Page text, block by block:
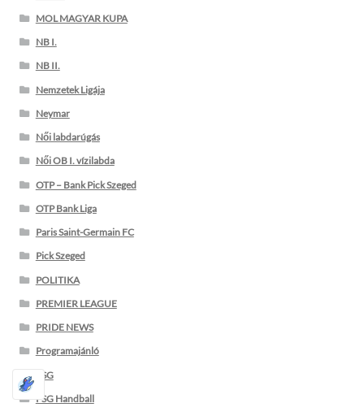
MOL MAGYAR KUPA
NB I.
NB II.
Nemzetek Ligája
Neymar
Női labdarúgás
Női OB I. vízilabda
OTP – Bank Pick Szeged
OTP Bank Liga
Paris Saint-Germain FC
Pick Szeged
POLITIKA
PREMIER LEAGUE
PRIDE NEWS
Programajánló
PSG
PSG Handball